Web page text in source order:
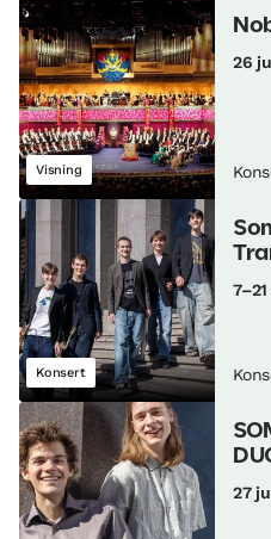
Visning
26
Konsert
27